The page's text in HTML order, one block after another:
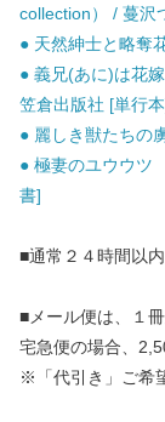
collection） / 蔓沢
● 天然紳士と略奪
● 義兄(あに)は花
笠倉出版社 [単行
● 麗しき獣たちの
● 極妻のユウウツ
書]
■通常２４時間以
■メール便は、１
宅急便の場合、
※「代引き」ご希